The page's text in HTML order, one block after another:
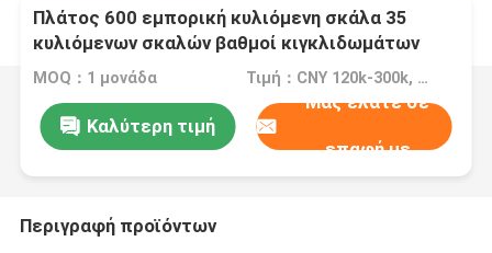
Πλάτος 600 εμπορική κυλιόμενη σκάλα 35
κυλιόμενων σκαλών βαθμοί κιγκλιδωμάτων
γυαλιού 30 βαθμοί
MOQ：1 μονάδα Τιμή：CNY 120k-300k, per unit
Καλύτερη τιμή
Μας ελάτε σε
επαφή με
Περιγραφή προϊόντων